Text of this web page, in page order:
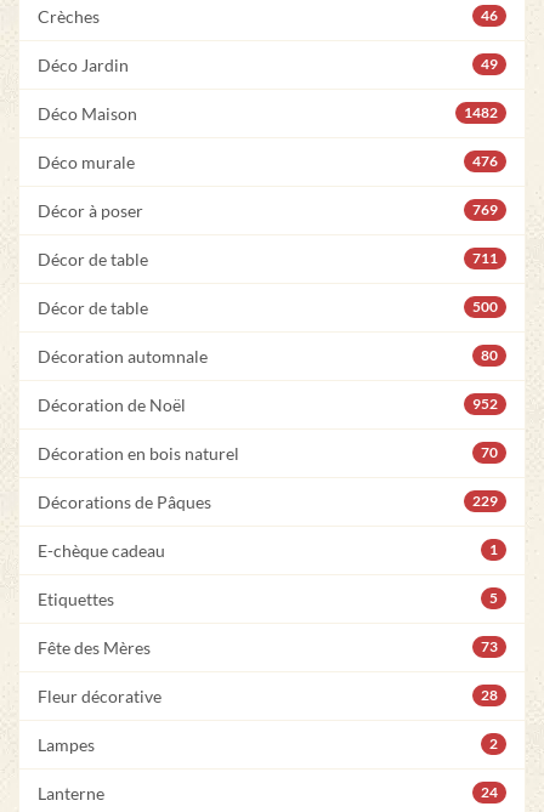
Crèches 46
Déco Jardin 49
Déco Maison 1482
Déco murale 476
Décor à poser 769
Décor de table 711
Décor de table 500
Décoration automnale 80
Décoration de Noël 952
Décoration en bois naturel 70
Décorations de Pâques 229
E-chèque cadeau 1
Etiquettes 5
Fête des Mères 73
Fleur décorative 28
Lampes 2
Lanterne 24